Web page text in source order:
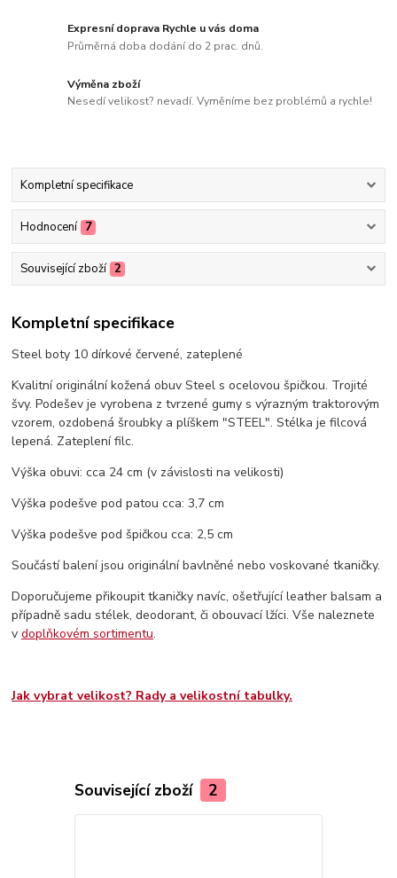
Expresní doprava Rychle u vás doma
Průměrná doba dodání do 2 prac. dnů.
Výměna zboží
Nesedí velikost? nevadí. Vyměníme bez problémů a rychle!
Kompletní specifikace
Hodnocení 7
Související zboží 2
Kompletní specifikace
Steel boty 10 dírkové červené, zateplené
Kvalitní originální kožená obuv Steel s ocelovou špičkou. Trojité
švy. Podešev je vyrobena z tvrzené gumy s výrazným traktorovým
vzorem, ozdobená šroubky a plíškem "STEEL". Stélka je filcová
lepená. Zateplení filc.
Výška obuvi: cca 24 cm (v závislosti na velikosti)
Výška podešve pod patou cca: 3,7 cm
Výška podešve pod špičkou cca: 2,5 cm
Součástí balení jsou originální bavlněné nebo voskované tkaničky.
Doporučujeme přikoupit tkaničky navíc, ošetřující leather balsam a
případně sadu stélek, deodorant, či obouvací lžíci. Vše naleznete
vdoplňkovém sortimentu.
Jak vybrat velikost? Rady a velikostní tabulky.
Související zboží 2